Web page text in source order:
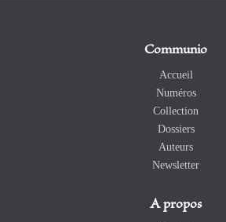
Communio
Accueil
Numéros
Collection
Dossiers
Auteurs
Newsletter
A propos